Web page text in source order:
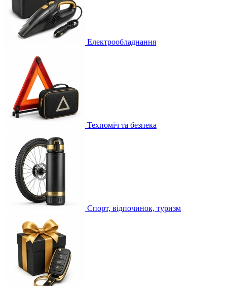
Електрообладнання
Техпоміч та безпека
Спорт, відпочинок, туризм